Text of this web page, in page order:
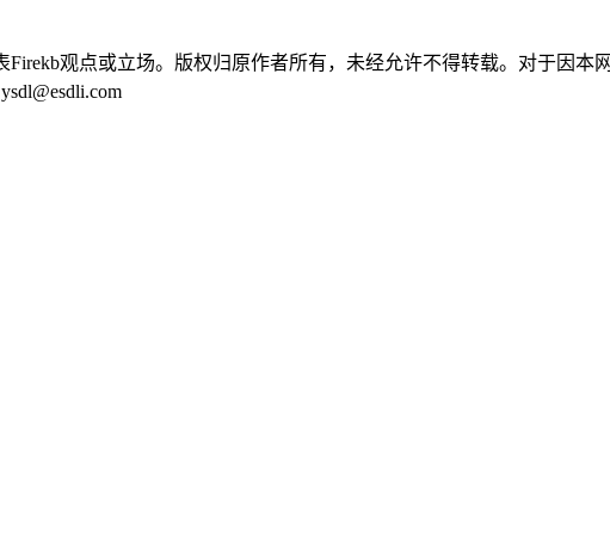
观点或立场。版权归原作者所有，未经允许不得转载。对于因本